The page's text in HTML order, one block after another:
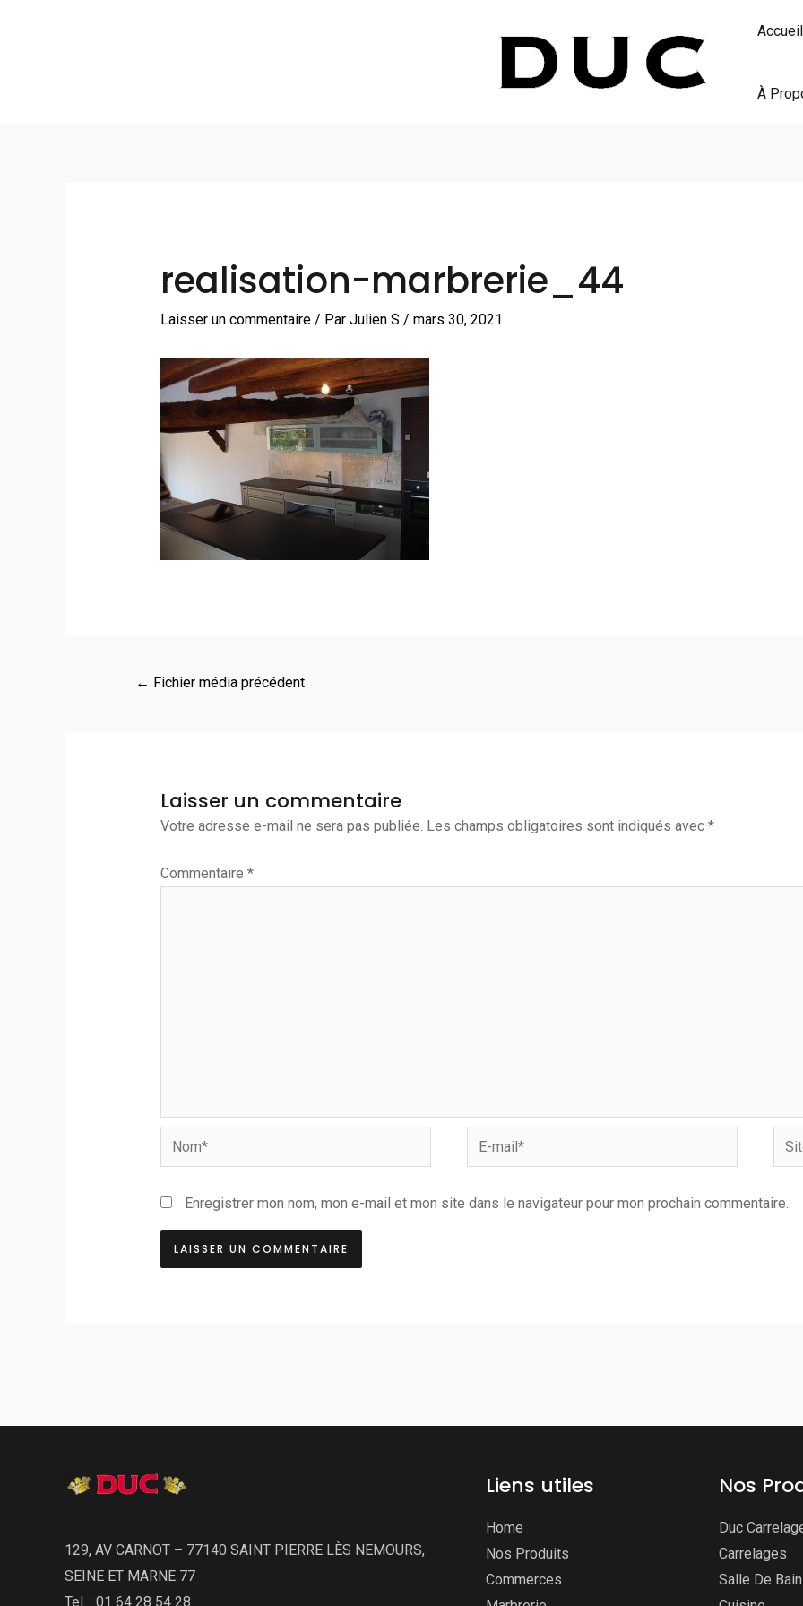
Accueil
À
realisation-marbrerie_44
Laisser un commentaire / Par Julien S / mars 30, 2021
← Fichier média précédent
Laisser un commentaire
Votre adresse e-mail ne sera pas publiée. Les champs obligatoires sont indiqués avec *
Commentaire *
Nom*
mail*
Site
Enregistrer mon nom, mon e-mail et mon site dans le navigateur pour mon prochain commentaire.
129, AV CARNOT – 77140 SAINT PIERRE LÈS NEMOURS,
SEINE ET MARNE 77
Tel. : 01 64 28 54 28
Liens utiles
Home
Nos Produits
Commerces
Nos
Duc
Carrelages
Salle De